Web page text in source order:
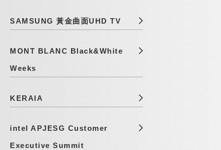
SAMSUNG 黃金曲面UHD TV
MONT BLANC Black&White
Weeks
KERAIA
intel APJESG Customer
Executive Summit